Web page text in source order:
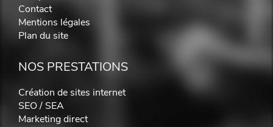
Contact
Mentions légales
Plan du site
NOS PRESTATIONS
Création de sites internet
SEO / SEA
Marketing direct